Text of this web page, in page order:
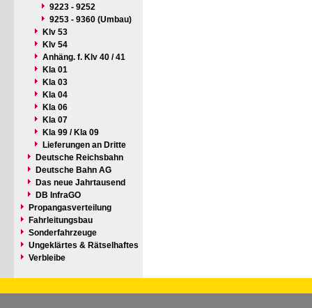
9223 - 9252
9253 - 9360 (Umbau)
Klv 53
Klv 54
Anhäng. f. Klv 40 / 41
Kla 01
Kla 03
Kla 04
Kla 06
Kla 07
Kla 99 / Kla 09
Lieferungen an Dritte
Deutsche Reichsbahn
Deutsche Bahn AG
Das neue Jahrtausend
DB InfraGO
Propangasverteilung
Fahrleitungsbau
Sonderfahrzeuge
Ungeklärtes & Rätselhaftes
Verbleibe